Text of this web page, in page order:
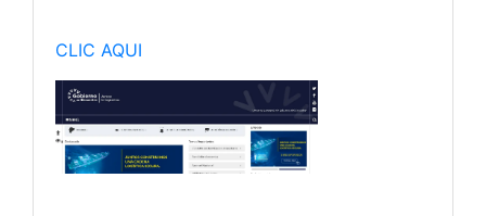
CLIC AQUI